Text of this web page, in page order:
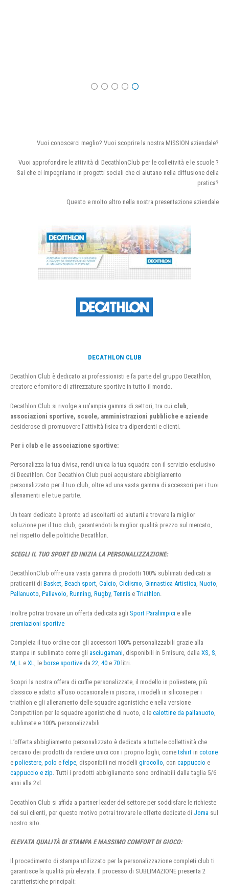
Vuoi conoscerci meglio? Vuoi scoprire la nostra MISSION aziendale?
Vuoi approfondire le attività di DecathlonClub per le colletività e le scuole ?
Sai che ci impegniamo in progetti sociali che ci aiutano nella diffusione della
pratica?
Questo e molto altro nella nostra presentazione aziendale
DECATHLON CLUB
Decathlon Club è dedicato ai professionisti e fa parte del gruppo Decathlon,
creatore e fornitore di attrezzature sportive in tutto il mondo.
Decathlon Club si rivolge a un’ampia gamma di settori, tra cui club
associazioni sportive, scuole, amministrazioni pubbliche e aziende
desiderose di promuovere l’attività fisica tra dipendenti e clienti.
Per i club e le associazione sportive:
Personalizza la tua divisa, rendi unica la tua squadra con il servizio esclusivo
di Decathlon. Con Decathlon Club puoi acquistare abbigliamento
personalizzato per il tuo club, oltre ad una vasta gamma di accessori per i tuoi
allenamenti e le tue partite.
Un team dedicato è pronto ad ascoltarti ed aiutarti a trovare la miglior
soluzione per il tuo club, garantendoti la miglior qualità prezzo sul mercato,
nel rispetto delle politiche Decathlon.
SCEGLI IL TUO SPORT ED INIZIA LA PERSONALIZZAZIONE:
DecathlonClub offre una vasta gamma di prodotti 100% sublimati dedicati ai
praticanti di Basket, Beach sport, Calcio, Ciclismo, Ginnastica Artistica, Nuoto,
Pallanuoto, Pallavolo, Running, Rugby, Tennis e Triathlon.
Inoltre potrai trovare un offerta dedicata agli Sport Paralimpici e alle
premiazioni sportive
Completa il tuo ordine con gli accessori 100% personalizzabili grazie alla
stampa in sublimato come gli asciugamani , disponibili in 5 misure, dalla XS S
M L e XL , le borse sportive da 22 40 e 70 litri.
Scopri la nostra offera di cuffie personalizzate, il modello in poliestere, più
classico e adatto all’uso occasionale in piscina, i modelli in silicone per i
triathlon e gli allenamento delle squadre agonistiche e nella versione
Competition per le squadre agonistiche di nuoto, e le calottine da pallanuoto,
sublimate e 100% personalizzabili
L’offerta abbigliamento personalizzato è dedicata a tutte le collettività che
cercano dei prodotti da rendere unici con i proprio loghi, cometshirt in cotone
e poliestere, polo e felpe, disponibili nei modelli girocollo, con cappuccio e
cappuccio e zip. Tutti i prodotti abbigliamento sono ordinabili dalla taglia 5/6
anni alla 2xl.
Decathlon Club si affida a partner leader del settore per soddisfare le richieste
dei sui clienti, per questo motivo potrai trovare le offerte dedicate di Joma sul
nostro sito.
ELEVATA QUALITÀ DI STAMPA E MASSIMO COMFORT DI GIOCO:
Il procedimento di stampa utilizzato per la personalizzazione completi club ti
garantisce la qualità più elevata. Il processo di SUBLIMAZIONE presenta 2
caratteristiche principali: